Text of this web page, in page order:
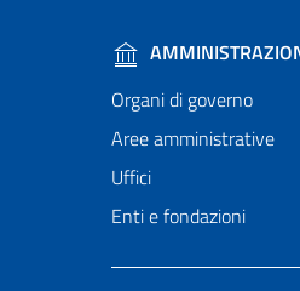
Organi di governo
Aree amministrative
Uffici
Enti e fondazioni